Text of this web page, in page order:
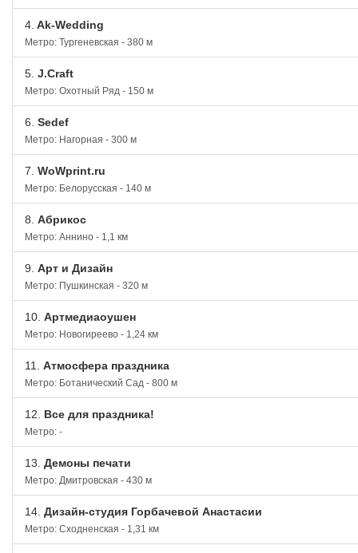
4. Ak-Wedding
Метро: Тургеневская - 380 м
5. J.Craft
Метро: Охотный Ряд - 150 м
6. Sedef
Метро: Нагорная - 300 м
7. WoWprint.ru
Метро: Белорусская - 140 м
8. Абрикос
Метро: Аннино - 1,1 км
9. Арт и Дизайн
Метро: Пушкинская - 320 м
10. Артмедиаоушен
Метро: Новогиреево - 1,24 км
11. Атмосфера праздника
Метро: Ботанический Сад - 800 м
12. Все для праздника!
Метро: -
13. Демоны печати
Метро: Дмитровская - 430 м
14. Дизайн-студия Горбачевой Анастасии
Метро: Сходненская - 1,31 км